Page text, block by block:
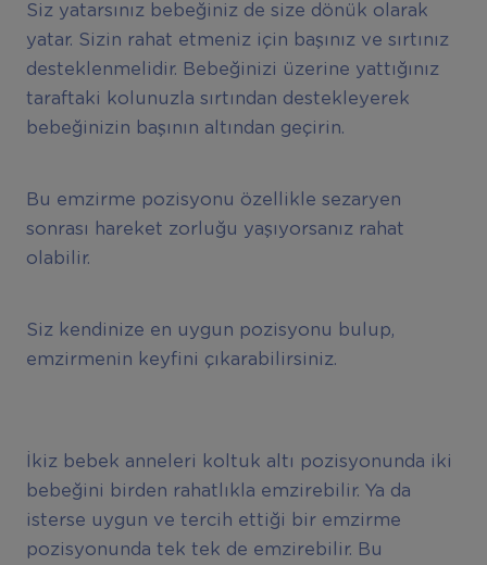
Siz yatarsınız bebeğiniz de size dönük olarak
yatar. Sizin rahat etmeniz için başınız ve sırtınız
desteklenmelidir. Bebeğinizi üzerine yattığınız
taraftaki kolunuzla sırtından destekleyerek
bebeğinizin başının altından geçirin.
Bu emzirme pozisyonu özellikle sezaryen
sonrası hareket zorluğu yaşıyorsanız rahat
olabilir.
Siz kendinize en uygun pozisyonu bulup,
emzirmenin keyfini çıkarabilirsiniz.
İkiz bebek anneleri koltuk altı pozisyonunda iki
bebeğini birden rahatlıkla emzirebilir. Ya da
isterse uygun ve tercih ettiği bir emzirme
pozisyonunda tek tek de emzirebilir. Bu